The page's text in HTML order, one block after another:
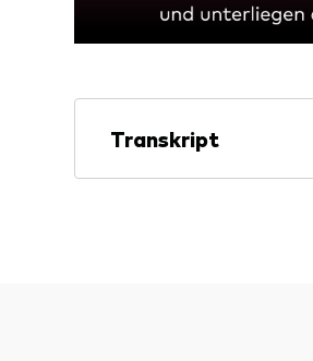
Transkript